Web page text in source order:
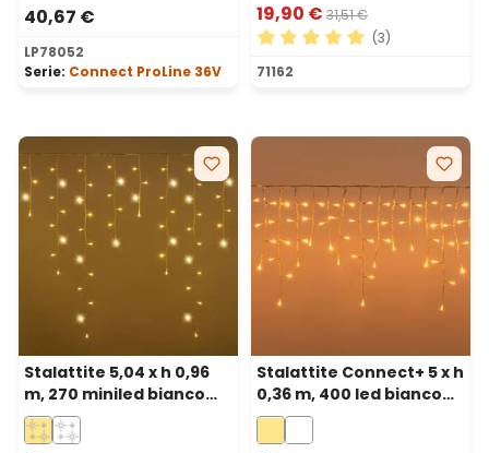
40,67 €
LP78052
Serie: Connect ProLine 36V
19,90 € 31,51 €
Valutazione media di 5 su
(3)
71162
Stalattite 5,04 x h 0,96
m, 270 miniled bianco
caldo, cavo bianco,
prolungabile
Stalattite Connect+ 5 x h
0,36 m, 400 led bianco
caldo, cavo trasparente,
prolungabile